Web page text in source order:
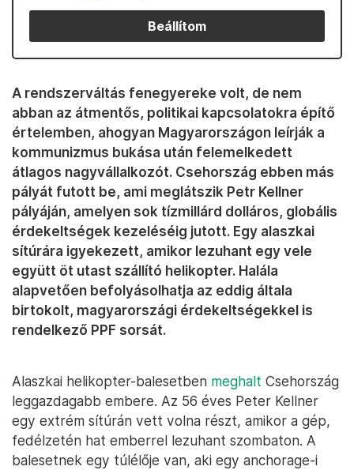
Beállítom
A rendszerváltás fenegyereke volt, de nem
abban az átmentős, politikai kapcsolatokra építő
értelemben, ahogyan Magyarországon leírják a
kommunizmus bukása után felemelkedett
átlagos nagyvállalkozót. Csehország ebben más
pályát futott be, ami meglátszik Petr Kellner
pályáján, amelyen sok tízmillárd dolláros, globális
érdekeltségek kezeléséig jutott. Egy alaszkai
sítúrára igyekezett, amikor lezuhant egy vele
együtt öt utast szállító helikopter. Halála
alapvetően befolyásolhatja az eddig általa
birtokolt, magyarországi érdekeltségekkel is
rendelkező PPF sorsát.
Alaszkai helikopter-balesetben meghalt Csehország
leggazdagabb embere. Az 56 éves Peter Kellner
egy extrém sítúrán vett volna részt, amikor a gép,
fedélzetén hat emberrel lezuhant szombaton. A
balesetnek egy túlélője van, aki egy anchorage-i